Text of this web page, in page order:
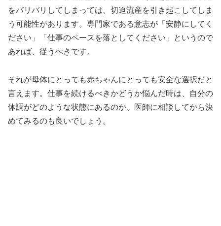
をバリバリしてしまっては、切迫流産を引き起こしてしま
う可能性があります。専門家である意志が「安静にしてく
ださい」「仕事のペースを落としてください」というので
あれば、従うべきです。
それが母体にとっても赤ちゃんにとっても安全な選択だと
言えます。仕事を続けるべきかどうか悩んだ時は、自分の
体調がどのような状態にあるのか、医師に相談してから決
めてみるのも良いでしょう。